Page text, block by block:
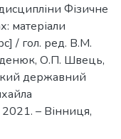
Фізичне
матеріали
/ гол. ред. В.М.
О.П. Швець,
державний
– Вінниця,